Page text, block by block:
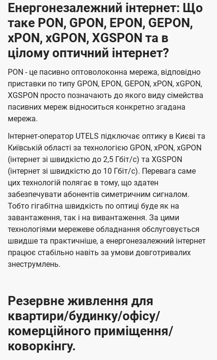
Енергонезалежний інтернет: Що
таке PON, GPON, EPON, GEPON,
xPON, xGPON, XGSPON та в
цілому оптичний інтернет?
PON - це пасивно оптоволоконна мережа, відповідно
приставки по типу GPON, EPON, GEPON, xPON, xGPON,
XGSPON просто позначають до якого виду сімейства
пасивних мереж відноситься конкретно згадана
мережа.
Інтернет-оператор UTELS підключає оптику в Києві та
Київській області за технологією GPON, xPON, xGPON
(інтернет зі швидкістю до 2,5 Гбіт/с) та XGSPON
(інтернет зі швидкістю до 10 Гбіт/с). Перевага саме
цих технологій полягає в тому, що здатен
забезпечувати абонентів симетричним сигналом.
Тобто гігабітна швидкість по оптиці буде як на
завантаження, так і на вивантаження. За цими
технологіями мережеве обладнання обслуговується
швидше та практичніше, а енергонезалежний інтернет
працює стабільно навіть за умови довготривалих
знеструмлень.
Резервне живлення для
квартири/будинку/офісу/
комерційного приміщення/
коворкінгу.